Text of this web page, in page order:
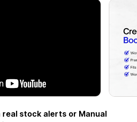
stock alerts or Manual